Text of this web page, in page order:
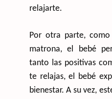
relajarte.
Por otra parte,
matrona, el bebé
tanto las positivas
te relajas, el bebé
bienestar. A su vez,